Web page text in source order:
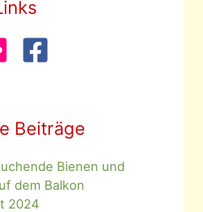
Beiträge
Bienen und
dem Balkon
2024